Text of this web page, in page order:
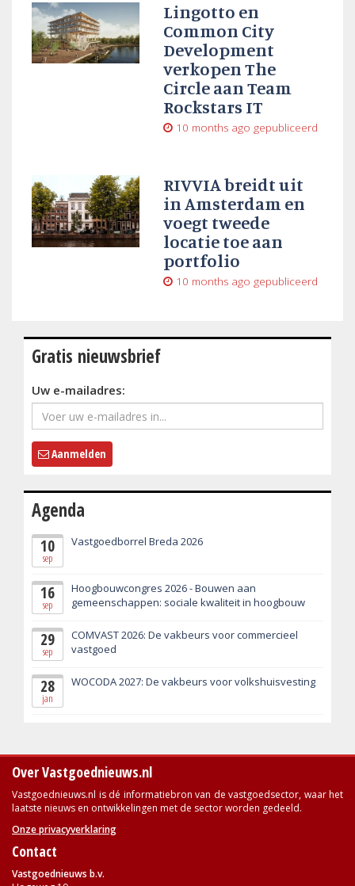
Lingotto en
Common City
Development
verkopen The
Circle aan Team
Rockstars IT
10 months ago gepubliceerd
RIVVIA breidt uit
in Amsterdam en
voegt tweede
locatie toe aan
portfolio
10 months ago gepubliceerd
Gratis nieuwsbrief
Uw e-mailadres:
Aanmelden
Agenda
10
sep
Vastgoedborrel Breda 2026
16
sep
Hoogbouwcongres 2026 - Bouwen aan
gemeenschappen: sociale kwaliteit in hoogbouw
29
sep
COMVAST 2026: De vakbeurs voor commercieel
vastgoed
28
jan
WOCODA 2027: De vakbeurs voor volkshuisvesting
Over Vastgoednieuws.nl
Vastgoednieuws.nl is dé informatiebron van de vastgoedsector, waar het
laatste nieuws en ontwikkelingen met de sector worden gedeeld.
Onze privacyverklaring
Contact
Vastgoednieuws b.v.